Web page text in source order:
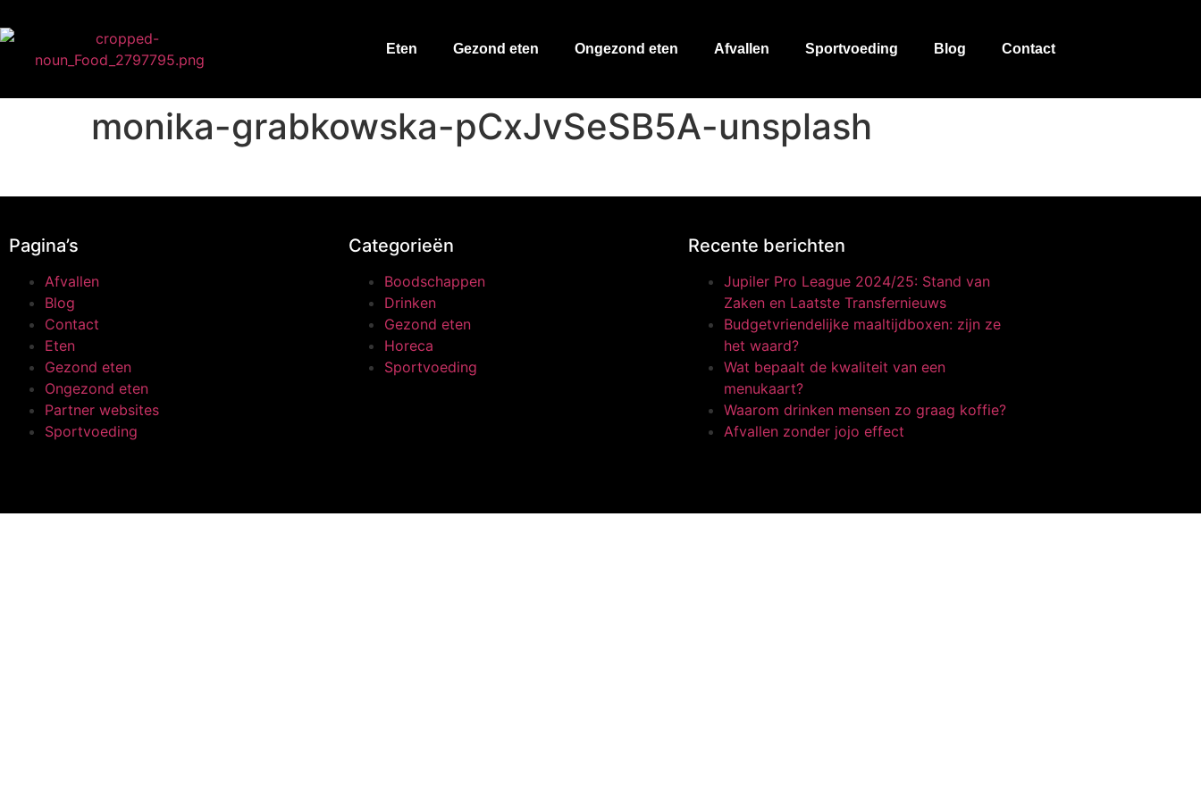
Eten Gezond eten Ongezond eten Afvallen Sportvoeding Blog Contact
monika-grabkowska-pCxJvSeSB5A-unsplash
Pagina’s
Afvallen
Blog
Contact
Eten
Gezond eten
Ongezond eten
Partner websites
Sportvoeding
Categorieën
Boodschappen
Drinken
Gezond eten
Horeca
Sportvoeding
Recente berichten
Jupiler Pro League 2024/25: Stand van
Zaken en Laatste Transfernieuws
Budgetvriendelijke maaltijdboxen: zijn ze
het waard?
Wat bepaalt de kwaliteit van een
menukaart?
Waarom drinken mensen zo graag koffie?
Afvallen zonder jojo effect